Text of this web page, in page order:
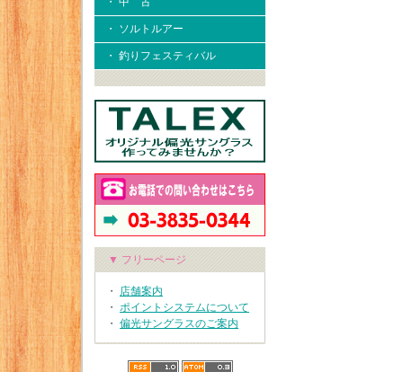
・ ソルトルアー
・ 釣りフェスティバル
▼ フリーページ
・ 店舗案内
・ ポイントシステムについて
・ 偏光サングラスのご案内